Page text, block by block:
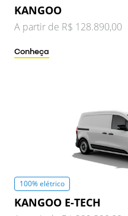
KANGOO
A partir de R$ 128.890,00
Conheça
100% elétrico
KANGOO E-TECH